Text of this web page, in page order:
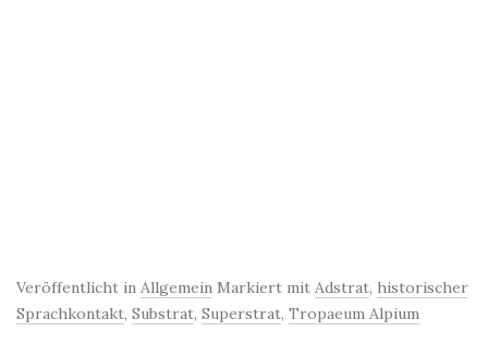
Veröffentlicht in Allgemein Markiert mit Adstrat, historischer
Sprachkontakt, Substrat, Superstrat, Tropaeum Alpium